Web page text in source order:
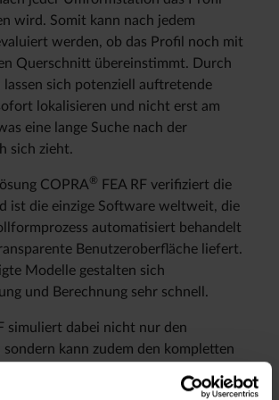
wird. Somit kann nach jedem
werden, ob das Profil noch mit
Querschnitt übereinstimmt. Durch
lassen sich potenziell auftretende
lokalisieren und nicht erst am
eine lange Suche nach der
sich zieht.
COPRA®
FEA RF verifiziert die
ist die einzige Software weltweit, die
automatisiert behandelt
Benutzeroberfläche liefert.
Modelle gestalten sich
und Berechnung sehr schnell.
simuliert dabei nicht nur den
sondern kann zudem den kompletten
und nachgeschaltete